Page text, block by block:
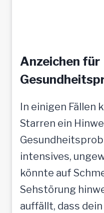
Anzeichen für
In einigen Fällen
Starren ein
intensives,
könnte auf
Sehstörung
auffällt, dass